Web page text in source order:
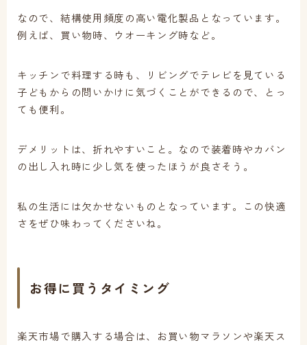
なので、結構使用頻度の高い電化製品となっています。
例えば、買い物時、ウオーキング時など。
キッチンで料理する時も、リビングでテレビを見ている
子どもからの問いかけに気づくことができるので、とっ
ても便利。
デメリットは、折れやすいこと。なので装着時やカバン
の出し入れ時に少し気を使ったほうが良さそう。
私の生活には欠かせないものとなっています。この快適
さをぜひ味わってくださいね。
お得に買うタイミング
楽天市場で購入する場合は、お買い物マラソンや楽天ス